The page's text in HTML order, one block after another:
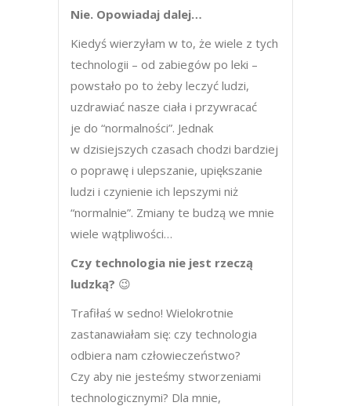
Nie. Opowiadaj dalej…
Kiedyś wierzyłam w to, że wiele z tych
technologii – od zabiegów po leki –
powstało po to żeby leczyć ludzi,
uzdrawiać nasze ciała i przywracać
je do “normalności”. Jednak
w dzisiejszych czasach chodzi bardziej
o poprawę i ulepszanie, upiększanie
ludzi i czynienie ich lepszymi niż
“normalnie”. Zmiany te budzą we mnie
wiele wątpliwości…
Czy technologia nie jest rzeczą
ludzką? 😉
Trafiłaś w sedno! Wielokrotnie
zastanawiałam się: czy technologia
odbiera nam człowieczeństwo?
Czy aby nie jesteśmy stworzeniami
technologicznymi? Dla mnie,